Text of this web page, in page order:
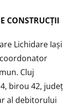
CONSTRUCȚII
Lichidare Iaşi
Cluj
birou 42, județ
al debitorului